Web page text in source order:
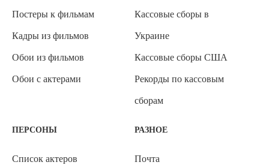
Постеры к фильмам
Кадры из фильмов
Обои из фильмов
Обои с актерами
Кассовые сборы в
Украине
Кассовые сборы США
Рекорды по кассовым
сборам
ПЕРСОНЫ
Список актеров
РАЗНОЕ
Почта